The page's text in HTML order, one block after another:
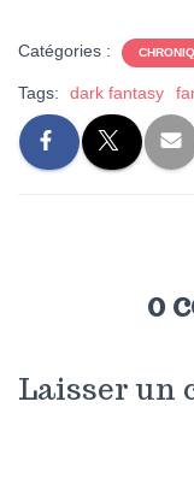
Catégories :
Tags: dark fantasy
0
Laisser un